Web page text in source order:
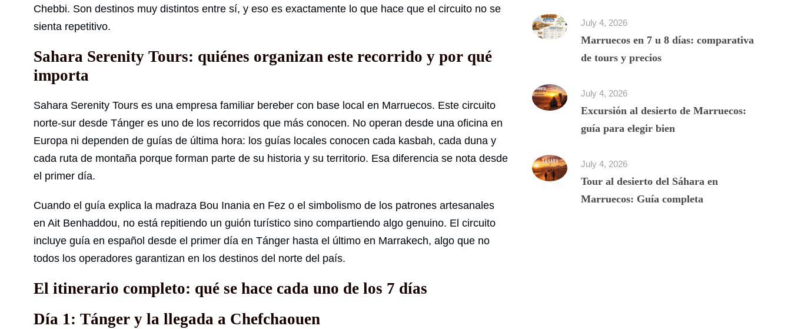
Chebbi. Son destinos muy distintos entre sí, y eso es exactamente lo que hace que el circuito no se
sienta repetitivo.
Sahara Serenity Tours: quiénes organizan este recorrido y por qué
importa
Sahara Serenity Tours es una empresa familiar bereber con base local en Marruecos. Este circuito
norte-sur desde Tánger es uno de los recorridos que más conocen. No operan desde una oficina en
Europa ni dependen de guías de última hora: los guías locales conocen cada kasbah, cada duna y
cada ruta de montaña porque forman parte de su historia y su territorio. Esa diferencia se nota desde
el primer día.
Cuando el guía explica la madraza Bou Inania en Fez o el simbolismo de los patrones artesanales
en Ait Benhaddou, no está repitiendo un guión turístico sino compartiendo algo genuino. El circuito
incluye guía en español desde el primer día en Tánger hasta el último en Marrakech, algo que no
todos los operadores garantizan en los destinos del norte del país.
El itinerario completo: qué se hace cada uno de los 7 días
Día 1: Tánger y la llegada a Chefchaouen
July 4, 2026
Marruecos en 7 u 8 días: comparativa
de tours y precios
July 4, 2026
Excursión al desierto de Marruecos:
guía para elegir bien
July 4, 2026
Tour al desierto del Sáhara en
Marruecos: Guía completa